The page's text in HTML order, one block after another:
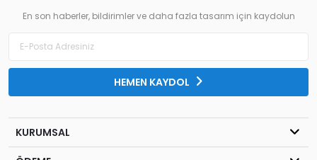
En son haberler, bildirimler ve daha fazla tasarım için kaydolun
HEMEN KAYDOL
KURUMSAL